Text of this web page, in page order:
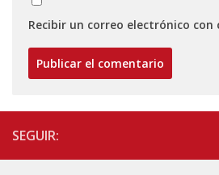
Recibir un correo electrónico
SEGUIR: